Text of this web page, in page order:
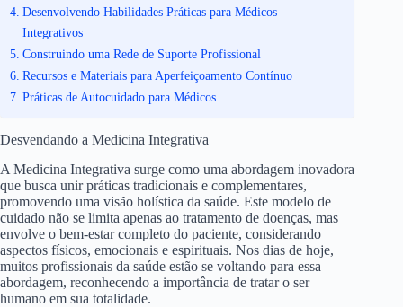
Desenvolvendo Habilidades Práticas para Médicos
Integrativos
Construindo uma Rede de Suporte Profissional
Recursos e Materiais para Aperfeiçoamento Contínuo
Práticas de Autocuidado para Médicos
Desvendando a Medicina Integrativa
A Medicina Integrativa surge como uma abordagem inovadora
que busca unir práticas tradicionais e complementares,
promovendo uma visão holística da saúde. Este modelo de
cuidado não se limita apenas ao tratamento de doenças, mas
envolve o bem-estar completo do paciente, considerando
aspectos físicos, emocionais e espirituais. Nos dias de hoje,
muitos profissionais da saúde estão se voltando para essa
abordagem, reconhecendo a importância de tratar o ser
humano em sua totalidade.